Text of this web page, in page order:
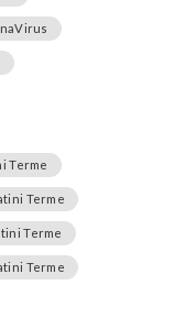
Terme
Terme
Terme
Terme